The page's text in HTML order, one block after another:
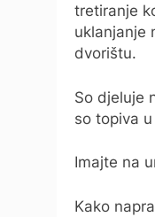
tretiranje
uklanjanje
dvorištu.
So djeluje
so topiva
Imajte na
Kako